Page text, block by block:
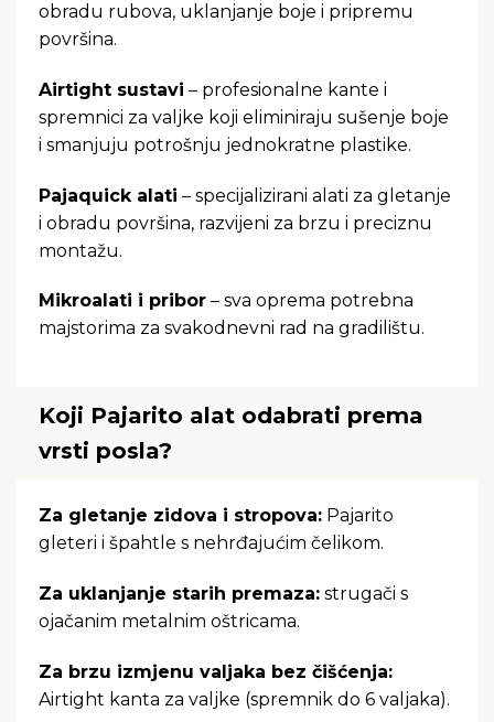
obradu rubova, uklanjanje boje i pripremu
površina.
Airtight sustavi – profesionalne kante i
spremnici za valjke koji eliminiraju sušenje boje
i smanjuju potrošnju jednokratne plastike.
Pajaquick alati – specijalizirani alati za gletanje
i obradu površina, razvijeni za brzu i preciznu
montažu.
Mikroalati i pribor – sva oprema potrebna
majstorima za svakodnevni rad na gradilištu.
Koji Pajarito alat odabrati prema
vrsti posla?
Za gletanje zidova i stropova: Pajarito
gleteri i špahtle s nehrđajućim čelikom.
Za uklanjanje starih premaza: strugači s
ojačanim metalnim oštricama.
Za brzu izmjenu valjaka bez čišćenja:
Airtight kanta za valjke (spremnik do 6 valjaka).